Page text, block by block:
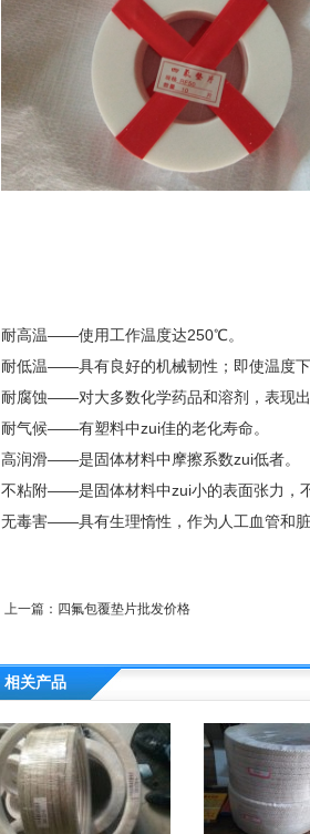
耐高温——使用工作温度达250℃。
耐低温——具有良好的机械韧性；即使温度
耐腐蚀——对大多数化学药品和溶剂，表现出
耐气候——有塑料中zui佳的老化寿命。
高润滑——是固体材料中摩擦系数zui低者。
不粘附——是固体材料中zui小的表面张力，
无毒害——具有生理惰性，作为人工血管和脏
上一篇： 四氟包覆垫片批发价格
相关产品